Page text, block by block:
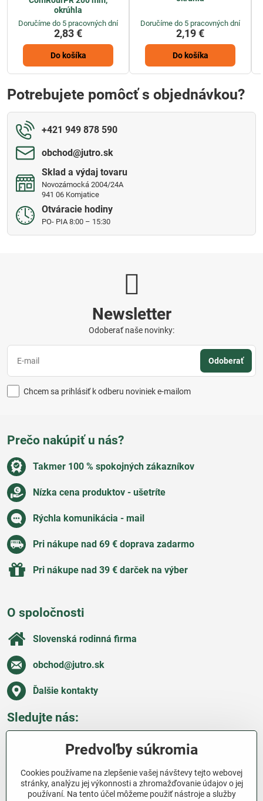
okrúhla
Doručíme do 5 pracovných dní
2,83 €
Do košíka
Doručíme do 5 pracovných dní
2,19 €
Do košíka
Potrebujete pomôcť s objednávkou?
+421 949 878 590
obchod​@jutro​.sk
Sklad a výdaj tovaru
Novozámocká 2004/24A
941 06 Komjatice
Otváracie hodiny
PO- PIA 8:00 – 15:30
Newsletter
Odoberať naše novinky:
Odoberať
Chcem sa prihlásiť k odberu noviniek e-mailom
Prečo nakúpiť u nás?
Takmer 100 % spokojných zákazníkov
Nízka cena produktov - ušetríte
Rýchla komunikácia - mail
Pri nákupe nad 69 € doprava zadarmo
Pri nákupe nad 39 € darček na výber
O spoločnosti
Slovenská rodinná firma
obchod​@jutro​.sk
Ďalšie kontakty
Sledujte nás:
Všetko o nákupe
Predvoľby súkromia
Cookies používame na zlepšenie vašej návštevy tejto webovej
stránky, analýzu jej výkonnosti a zhromažďovanie údajov o jej
používaní. Na tento účel môžeme použiť nástroje a služby